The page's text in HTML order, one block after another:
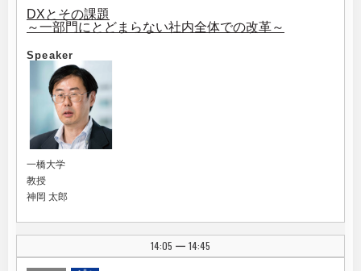
DXとその課題
～一部門にとどまらない社内全体での改革～
Speaker
一橋大学
教授
神岡 太郎
14:05 | 14:45